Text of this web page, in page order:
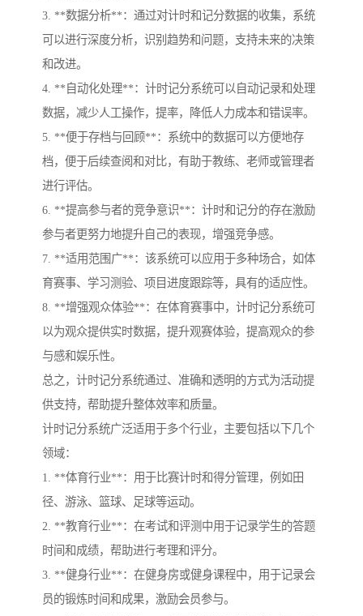
3. **数据分析**：通过对计时和记分数据的收集，系统
可以进行深度分析，识别趋势和问题，支持未来的决策
和改进。
4. **自动化处理**：计时记分系统可以自动记录和处理
数据，减少人工操作，提率，降低人力成本和错误率。
5. **便于存档与回顾**：系统中的数据可以方便地存
档，便于后续查阅和对比，有助于教练、老师或管理者
进行评估。
6. **提高参与者的竞争意识**：计时和记分的存在激励
参与者更努力地提升自己的表现，增强竞争感。
7. **适用范围广**：该系统可以应用于多种场合，如体
育赛事、学习测验、项目进度跟踪等，具有的适应性。
8. **增强观众体验**：在体育赛事中，计时记分系统可
以为观众提供实时数据，提升观赛体验，提高观众的参
与感和娱乐性。
总之，计时记分系统通过、准确和透明的方式为活动提
供支持，帮助提升整体效率和质量。
计时记分系统广泛适用于多个行业，主要包括以下几个
领域：
1. **体育行业**：用于比赛计时和得分管理，例如田
径、游泳、篮球、足球等运动。
2. **教育行业**：在考试和评测中用于记录学生的答题
时间和成绩，帮助进行考理和评分。
3. **健身行业**：在健身房或健身课程中，用于记录会
员的锻炼时间和成果，激励会员参与。